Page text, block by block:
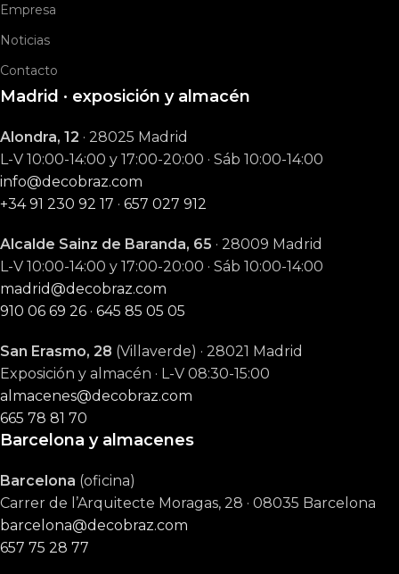
Empresa
Noticias
Contacto
Madrid · exposición y almacén
Alondra, 12 · 28025 Madrid
L-V 10:00-14:00 y 17:00-20:00 · Sáb 10:00-14:00
info@decobraz.com
+34 91 230 92 17 · 657 027 912
Alcalde Sainz de Baranda, 65 · 28009 Madrid
L-V 10:00-14:00 y 17:00-20:00 · Sáb 10:00-14:00
madrid@decobraz.com
910 06 69 26 · 645 85 05 05
San Erasmo, 28 (Villaverde) · 28021 Madrid
Exposición y almacén · L-V 08:30-15:00
almacenes@decobraz.com
665 78 81 70
Barcelona y almacenes
Barcelona (oficina)
Carrer de l’Arquitecte Moragas, 28 · 08035 Barcelona
barcelona@decobraz.com
657 75 28 77